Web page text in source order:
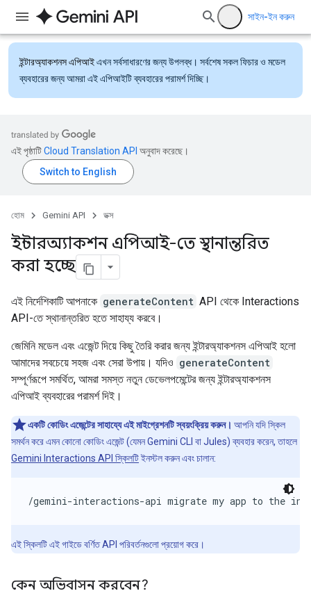
সাইন-ইন করুন
ইন্টারঅ্যাকশনস এপিআইএখন সর্বসাধারণের জন্য উপলব্ধ। সর্বশেষ সকল ফিচার ও মডেল
ব্যবহারের জন্য আমরা এই এপিআইটি ব্যবহারের পরামর্শ দিচ্ছি।
এই পৃষ্ঠাটিCloud Translation API অনুবাদ করেছে।
হোম Gemini API ডক্স
ইন্টারঅ্যাকশন এপিআই-তে স্থানান্তরিত
করা হচ্ছে
এই নির্দেশিকাটি আপনাকে generateContent API থেকে Interactions
API-তে স্থানান্তরিত হতে সাহায্য করবে।
জেমিনি মডেল এবং এজেন্ট দিয়ে কিছু তৈরি করার জন্য ইন্টারঅ্যাকশনস এপিআই হলো
আমাদের সবচেয়ে সহজ এবং সেরা উপায়। যদিও generateContent
সম্পূর্ণরূপে সমর্থিত, আমরা সমস্ত নতুন ডেভেলপমেন্টের জন্য ইন্টারঅ্যাকশনস
এপিআই ব্যবহারের পরামর্শ দিই।
একটি কোডিং এজেন্টের সাহায্যে এই মাইগ্রেশনটি স্বয়ংক্রিয় করুন। আপনি যদি স্কিল
সমর্থন করে এমন কোনো কোডিং এজেন্ট (যেমন Gemini CLI বা Jules) ব্যবহার করেন, তাহলে
Gemini Interactions API স্কিলটিইনস্টল করুন এবং চালান:
/gemini-interactions-api migrate my app to the
এই স্কিলটি এই গাইডে বর্ণিত API পরিবর্তনগুলো প্রয়োগ করে।
কেন অভিবাসন করবেন?